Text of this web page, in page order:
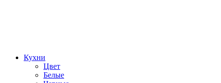
Кухни
Цвет
Белые